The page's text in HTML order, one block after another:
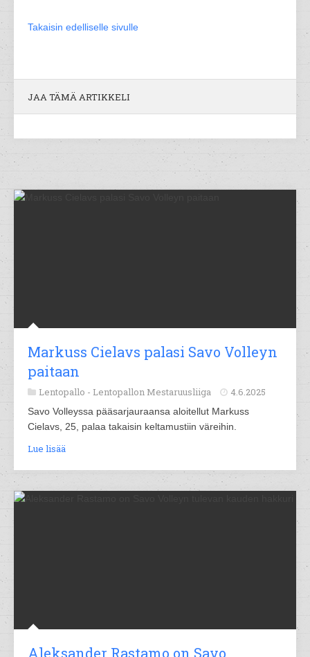
Takaisin edelliselle sivulle
JAA TÄMÄ ARTIKKELI
Markuss Cielavs palasi Savo Volleyn
paitaan
Lentopallo - Lentopallon Mestaruusliiga 4.6.2025
Savo Volleyssa pääsarjauraansa aloitellut Markuss
Cielavs, 25, palaa takaisin keltamustiin väreihin.
Lue lisää
Aleksander Rastamo on Savo